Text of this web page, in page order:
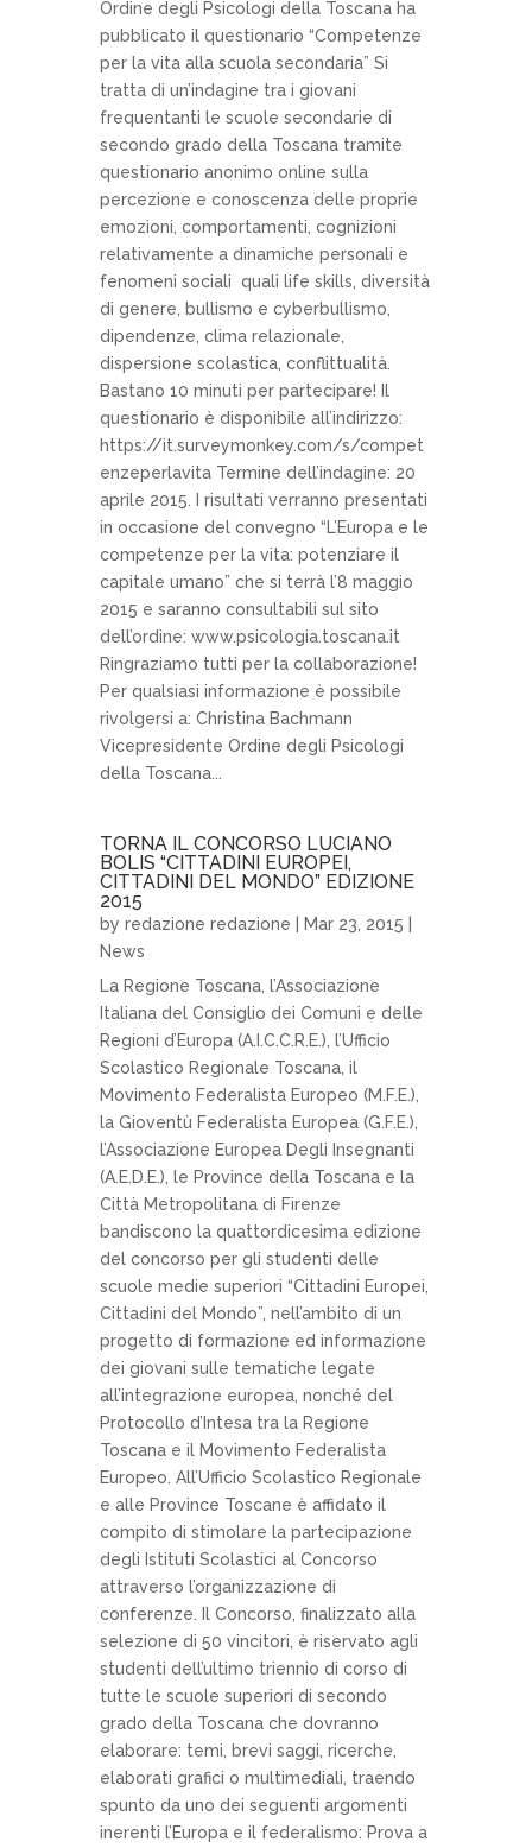
Ordine degli Psicologi della Toscana ha
pubblicato il questionario “Competenze
per la vita alla scuola secondaria” Si
tratta di un’indagine tra i giovani
frequentanti le scuole secondarie di
secondo grado della Toscana tramite
questionario anonimo online sulla
percezione e conoscenza delle proprie
emozioni, comportamenti, cognizioni
relativamente a dinamiche personali e
fenomeni sociali quali life skills, diversità
di genere, bullismo e cyberbullismo,
dipendenze, clima relazionale,
dispersione scolastica, conflittualità.
Bastano 10 minuti per partecipare! Il
questionario è disponibile all’indirizzo:
https://it.surveymonkey.com/s/compet
enzeperlavita Termine dell’indagine: 20
aprile 2015. I risultati verranno presentati
in occasione del convegno “L’Europa e le
competenze per la vita: potenziare il
capitale umano” che si terrà l’8 maggio
2015 e saranno consultabili sul sito
dell’ordine: www.psicologia.toscana.it
Ringraziamo tutti per la collaborazione!
Per qualsiasi informazione è possibile
rivolgersi a: Christina Bachmann
Vicepresidente Ordine degli Psicologi
della Toscana...
TORNA IL CONCORSO LUCIANO
BOLIS “CITTADINI EUROPEI,
CITTADINI DEL MONDO” EDIZIONE
2015
by redazione redazione | Mar 23, 2015 |
News
La Regione Toscana, l’Associazione
Italiana del Consiglio dei Comuni e delle
Regioni d’Europa (A.I.C.C.R.E.), l’Ufficio
Scolastico Regionale Toscana, il
Movimento Federalista Europeo (M.F.E.),
la Gioventù Federalista Europea (G.F.E.),
l’Associazione Europea Degli Insegnanti
(A.E.D.E.), le Province della Toscana e la
Città Metropolitana di Firenze
bandiscono la quattordicesima edizione
del concorso per gli studenti delle
scuole medie superiori “Cittadini Europei,
Cittadini del Mondo”, nell’ambito di un
progetto di formazione ed informazione
dei giovani sulle tematiche legate
all’integrazione europea, nonché del
Protocollo d’Intesa tra la Regione
Toscana e il Movimento Federalista
Europeo. All’Ufficio Scolastico Regionale
e alle Province Toscane è affidato il
compito di stimolare la partecipazione
degli Istituti Scolastici al Concorso
attraverso l’organizzazione di
conferenze. Il Concorso, finalizzato alla
selezione di 50 vincitori, è riservato agli
studenti dell’ultimo triennio di corso di
tutte le scuole superiori di secondo
grado della Toscana che dovranno
elaborare: temi, brevi saggi, ricerche,
elaborati grafici o multimediali, traendo
spunto da uno dei seguenti argomenti
inerenti l’Europa e il federalismo: Prova a